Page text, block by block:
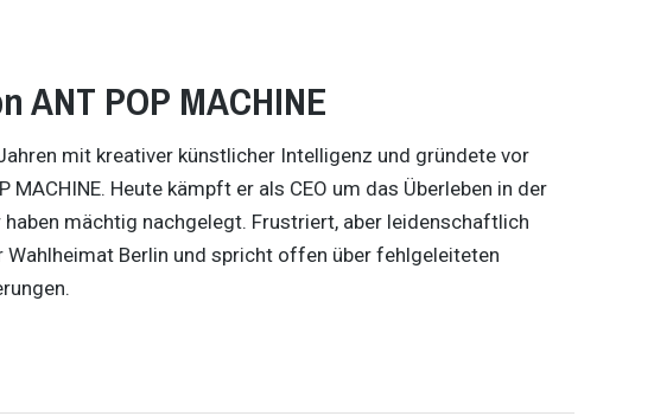
ANT POP MACHINE
mit kreativer künstlicher Intelligenz und gründete vor
MACHINE. Heute kämpft er als CEO um das Überleben in der
mächtig nachgelegt. Frustriert, aber leidenschaftlich
Berlin und spricht offen über fehlgeleiteten